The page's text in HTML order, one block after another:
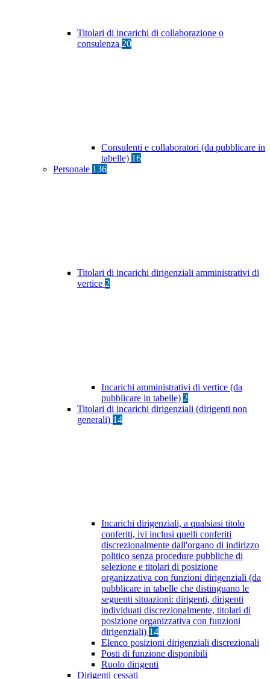
Titolari di incarichi di collaborazione o
consulenza 20
Consulenti e collaboratori (da pubblicare in
tabelle) 16
Personale 136
Titolari di incarichi dirigenziali amministrativi di
vertice 2
Incarichi amministrativi di vertice (da
pubblicare in tabelle) 2
Titolari di incarichi dirigenziali (dirigenti non
generali) 14
Incarichi dirigenziali, a qualsiasi titolo
conferiti, ivi inclusi quelli conferiti
discrezionalmente dall'organo di indirizzo
politico senza procedure pubbliche di
selezione e titolari di posizione
organizzativa con funzioni dirigenziali (da
pubblicare in tabelle che distinguano le
seguenti situazioni: dirigenti, dirigenti
individuati discrezionalmente, titolari di
posizione organizzativa con funzioni
dirigenziali) 14
Elenco posizioni dirigenziali discrezionali
Posti di funzione disponibili
Ruolo dirigenti
Dirigenti cessati